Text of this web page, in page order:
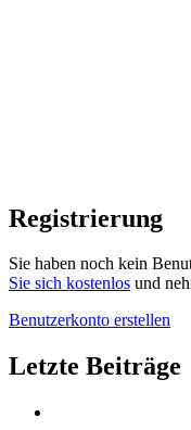
Registrierung
Sie haben noch kein
Sie sich kostenlos und
Benutzerkonto erstellen
Letzte Beiträge